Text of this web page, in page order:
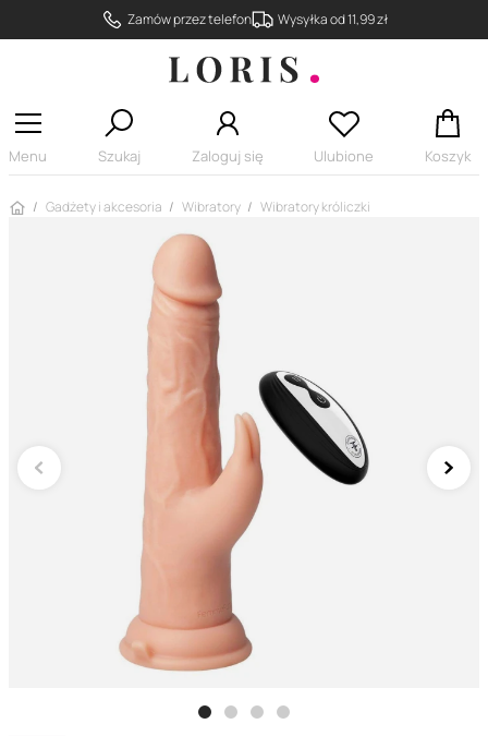
Zamów przez telefon Wysyłka od 11,99 zł
Menu Szukaj Zaloguj się Ulubione Koszyk
Strona główna
Gadżety i akcesoria Wibratory Wibratory króliczki